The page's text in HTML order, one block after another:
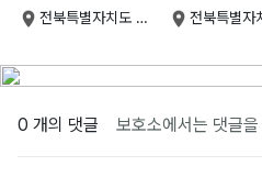
전북특별자치도 군
전북특별자
0 개의 댓글 보호소에서는 댓글